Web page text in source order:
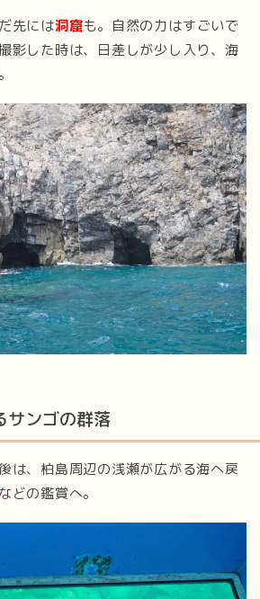
先には洞窟も。自然の力はすごいで
影した時は、日差しが少し入り、海
サンゴの群落
は、柏島周辺の浅瀬が広がる海へ戻
などの鑑賞へ。